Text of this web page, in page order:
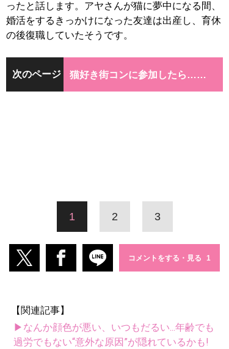
ったと話します。アヤさんが猫に夢中になる間、
婚活をするきっかけになった友達は出産し、育休
の後復職していたそうです。
次のページ 猫好き街コンに参加したら……
1 2 3
コメントをする・見る
【関連記事】
▶なんか顔色が悪い、いつもだるい...年齢でも
過労でもない“意外な原因”が隠れているかも!